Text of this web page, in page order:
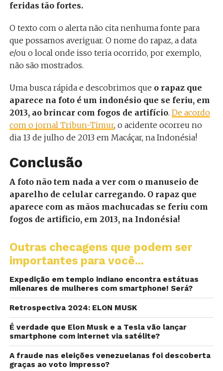
feridas tão fortes.
O texto com o alerta não cita nenhuma fonte para
que possamos averiguar. O nome do rapaz, a data
e/ou o local onde isso teria ocorrido, por exemplo,
não são mostrados.
Uma busca rápida e descobrimos que o rapaz que
aparece na foto é um indonésio que se feriu, em
2013, ao brincar com fogos de artifício. De acordo
com o jornal Tribun-Timur, o acidente ocorreu no
dia 13 de julho de 2013 em Macáçar, na Indonésia!
Conclusão
A foto não tem nada a ver com o manuseio de
aparelho de celular carregando. O rapaz que
aparece com as mãos machucadas se feriu com
fogos de artificio, em 2013, na Indonésia!
Outras checagens que podem ser
importantes para você...
Expedição em templo indiano encontra estátuas
milenares de mulheres com smartphone! Será?
Retrospectiva 2024: ELON MUSK
É verdade que Elon Musk e a Tesla vão lançar
smartphone com internet via satélite?
A fraude nas eleições venezuelanas foi descoberta
graças ao voto impresso?